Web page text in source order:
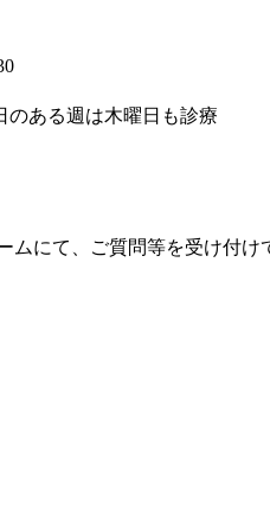
ある週は木曜日も診療
ムにて、ご質問等を受け付け